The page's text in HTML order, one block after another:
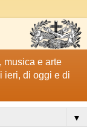
musica e arte
ieri, di oggi e di
▼